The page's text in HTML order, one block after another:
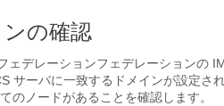
の確認
ェデレーションフェデレーションの
サーバに一致するドメインが設定さ
のノードがあることを確認します。